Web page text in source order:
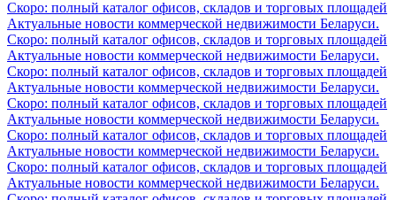
Скоро: полный каталог офисов, складов и торговых площадей
Актуальные новости коммерческой недвижимости Беларуси.
Скоро: полный каталог офисов, складов и торговых площадей
Актуальные новости коммерческой недвижимости Беларуси.
Скоро: полный каталог офисов, складов и торговых площадей
Актуальные новости коммерческой недвижимости Беларуси.
Скоро: полный каталог офисов, складов и торговых площадей
Актуальные новости коммерческой недвижимости Беларуси.
Скоро: полный каталог офисов, складов и торговых площадей
Актуальные новости коммерческой недвижимости Беларуси.
Скоро: полный каталог офисов, складов и торговых площадей
Актуальные новости коммерческой недвижимости Беларуси.